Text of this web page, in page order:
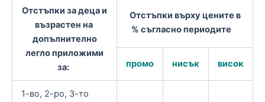
Отстъпки за деца и
възрастен на
допълнително
легло приложими
за:
Отстъпки върху цените в
% съгласно периодите
промо нисък висок
1-во, 2-ро, 3-то